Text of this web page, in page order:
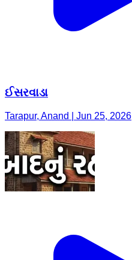
ઈસરવાડા
Tarapur, Anand | Jun 25, 2026